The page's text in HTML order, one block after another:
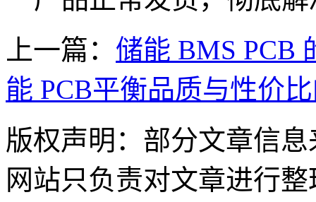
上一篇： 储能 BMS PCB
能 PCB平衡品质与性价
版权声明：部分文章信
网站只负责对文章进行